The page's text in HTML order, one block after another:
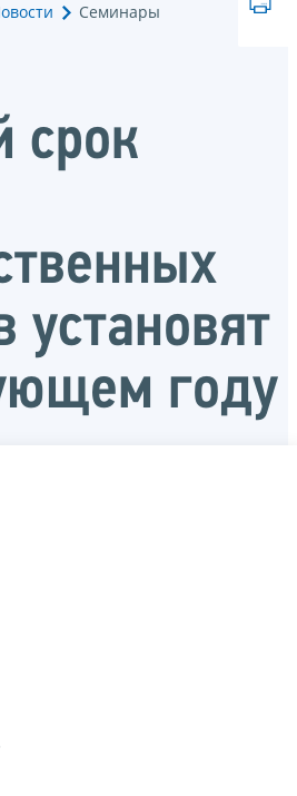
Семинары
срок
установят
году